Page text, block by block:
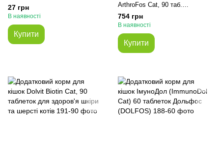
27 грн
В наявності
Купити
ArthroFos Cat, 90 таб.
(хондропротектор)
754 грн
В наявності
Купити